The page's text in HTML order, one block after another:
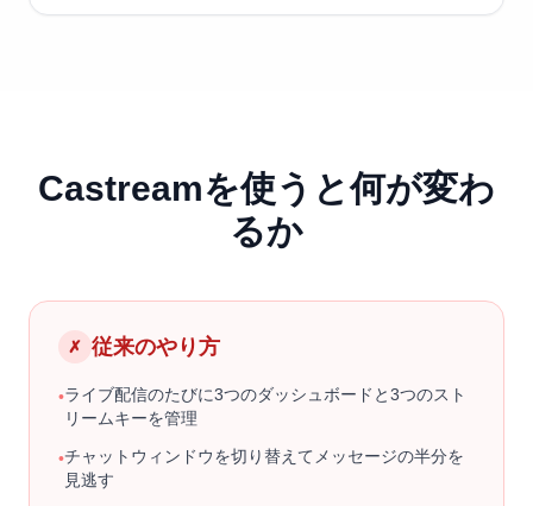
Castreamを使うと何が変わ
るか
✗ 従来のやり方
•ライブ配信のたびに3つのダッシュボードと3つのスト
リームキーを管理
•チャットウィンドウを切り替えてメッセージの半分を
見逃す